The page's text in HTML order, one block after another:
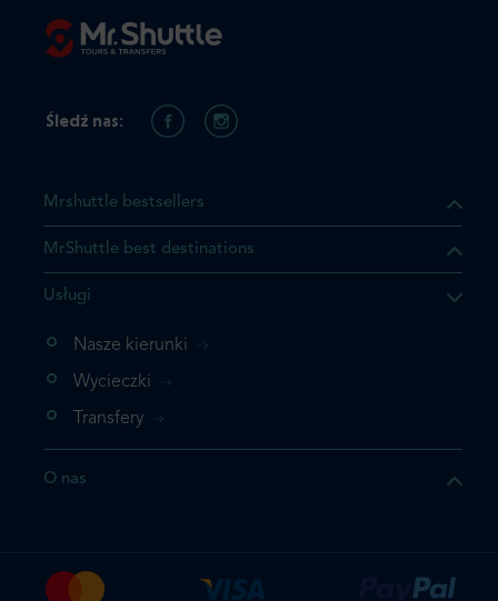
Mrshuttle bestsellers
MrShuttle best destinations
Usługi
Nasze kierunki
Wycieczki
Transfery
O nas
Śledź nas: